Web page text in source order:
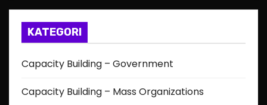
KATEGORI
Capacity Building – Government
Capacity Building – Mass Organizations